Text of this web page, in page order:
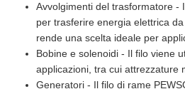
Avvolgimenti del trasformatore -
per trasferire energia elettrica
rende una scelta ideale per
Bobine e solenoidi - Il filo viene
applicazioni, tra cui attrezzature
Generatori - Il filo di rame